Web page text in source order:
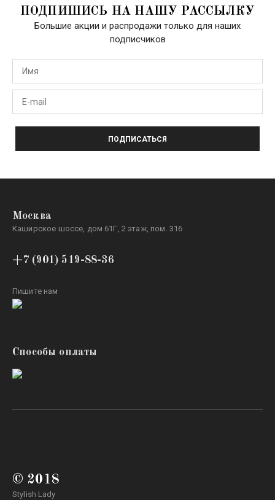
ПОДПИШИСЬ НА НАШУ РАССЫЛКУ
Большие акции и распродажи только для наших
подписчиков
ПОДПИСАТЬСЯ
Москва
Каширское шоссе, дом 61Г, 2 этаж, пом. 316
+7 (901) 519-88-36
Пишите нам
Способы оплаты
© 2018
Stylish Lady